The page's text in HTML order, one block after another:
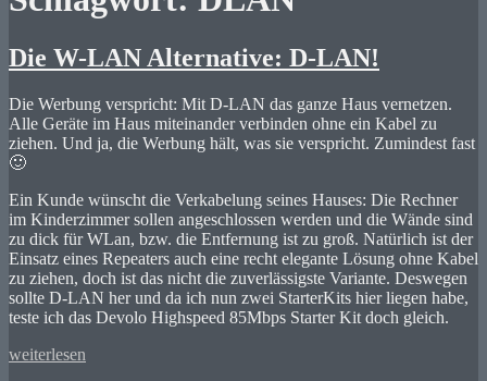
Die W-LAN Alternative: D-LAN!
Die Werbung verspricht: Mit D-LAN das ganze Haus vernetzen.
Alle Geräte im Haus miteinander verbinden ohne ein Kabel zu
ziehen. Und ja, die Werbung hält, was sie verspricht. Zumindest fast
🙂
Ein Kunde wünscht die Verkabelung seines Hauses: Die Rechner
im Kinderzimmer sollen angeschlossen werden und die Wände sind
zu dick für WLan, bzw. die Entfernung ist zu groß. Natürlich ist der
Einsatz eines Repeaters auch eine recht elegante Lösung ohne Kabel
zu ziehen, doch ist das nicht die zuverlässigste Variante. Deswegen
sollte D-LAN her und da ich nun zwei StarterKits hier liegen habe,
teste ich das Devolo Highspeed 85Mbps Starter Kit doch gleich.
„Die
weiterlesen